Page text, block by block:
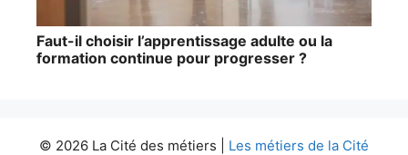
Faut-il choisir l’apprentissage adulte ou la
formation continue pour progresser ?
© 2026 La Cité des métiers | Les métiers de la Cité